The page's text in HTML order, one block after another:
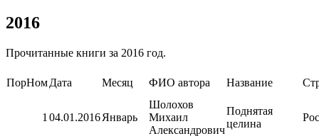
2016
Прочитанные книги за 2016 год.
ПорНомДата Месяц ФИО автора Название
1 04.01.2016Январь
Шолохов
Михаил
Александрович
Поднятая
целина